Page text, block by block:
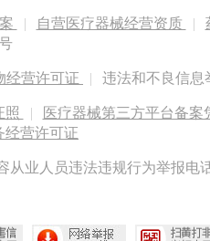
| 自营医疗器械经营资质 |
经营许可证 | 违法和不良信息
照 | 医疗器械第三方平台备案
经营许可证
从业人员违法违规行为举报电